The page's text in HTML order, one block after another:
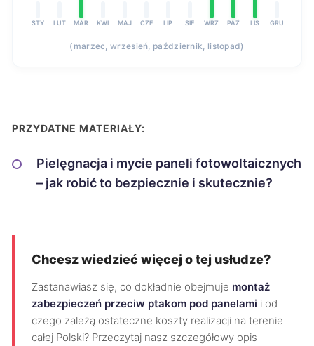
STY LUT MAR KWI MAJ CZE LIP SIE WRZ PAŹ LIS GRU
(marzec, wrzesień, październik, listopad)
PRZYDATNE MATERIAŁY:
Pielęgnacja i mycie paneli fotowoltaicznych
– jak robić to bezpiecznie i skutecznie?
Chcesz wiedzieć więcej o tej usłudze?
Zastanawiasz się, co dokładnie obejmuje montaż
zabezpieczeń przeciw ptakom pod panelami i od
czego zależą ostateczne koszty realizacji na terenie
całej Polski? Przeczytaj nasz szczegółowy opis